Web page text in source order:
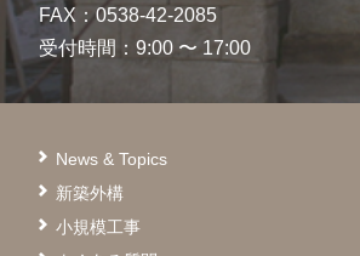
FAX：0538-42-2085
受付時間：9:00 〜 17:00
News & Topics
新築外構
小規模工事